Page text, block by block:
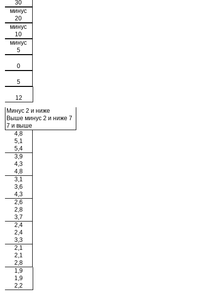
30
минус
20
минус
10
минус
5
0
5
12
Минус 2 и ниже
Выше минус 2 и ниже 7
7 и выше
4,8
5,1
5,4
3,9
4,3
4,8
3,1
3,6
4,3
2,6
2,8
3,7
2,4
2,4
3,3
2,1
2,1
2,8
1,9
1,9
2,2